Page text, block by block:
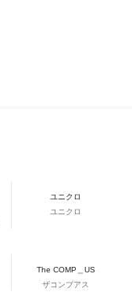
ユニクロ
ユニクロ
The COMP＿US
ザコンプアス